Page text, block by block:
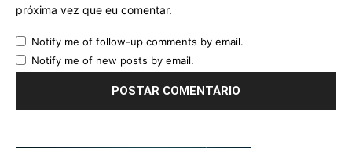
próxima vez que eu comentar.
Notify me of follow-up comments by email.
Notify me of new posts by email.